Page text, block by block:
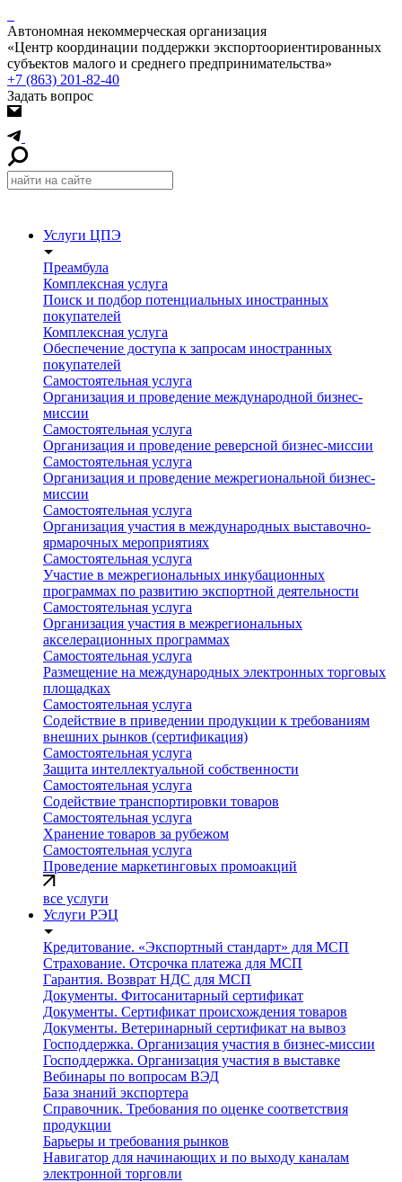
Автономная некоммерческая организация
«Центр координации поддержки экспортоориентированных
субъектов малого и среднего предпринимательства»
+7 (863) 201-82-40
Задать вопрос
Услуги ЦПЭ
Преамбула
Комплексная услуга
Поиск и подбор потенциальных иностранных
покупателей
Комплексная услуга
Обеспечение доступа к запросам иностранных
покупателей
Самостоятельная услуга
Организация и проведение международной бизнес-
миссии
Самостоятельная услуга
Организация и проведение реверсной бизнес-миссии
Самостоятельная услуга
Организация и проведение межрегиональной бизнес-
миссии
Самостоятельная услуга
Организация участия в международных выставочно-
ярмарочных мероприятиях
Самостоятельная услуга
Участие в межрегиональных инкубационных
программах по развитию экспортной деятельности
Самостоятельная услуга
Организация участия в межрегиональных
акселерационных программах
Самостоятельная услуга
Размещение на международных электронных торговых
площадках
Самостоятельная услуга
Содействие в приведении продукции к требованиям
внешних рынков (сертификация)
Самостоятельная услуга
Защита интеллектуальной собственности
Самостоятельная услуга
Содействие транспортировки товаров
Самостоятельная услуга
Хранение товаров за рубежом
Самостоятельная услуга
Проведение маркетинговых промоакций
все услуги
Услуги РЭЦ
Кредитование. «Экспортный стандарт» для МСП
Страхование. Отсрочка платежа для МСП
Гарантия. Возврат НДС для МСП
Документы. Фитосанитарный сертификат
Документы. Сертификат происхождения товаров
Документы. Ветеринарный сертификат на вывоз
Господдержка. Организация участия в бизнес-миссии
Господдержка. Организация участия в выставке
Вебинары по вопросам ВЭД
База знаний экспортера
Справочник. Требования по оценке соответствия
продукции
Барьеры и требования рынков
Навигатор для начинающих и по выходу каналам
электронной торговли